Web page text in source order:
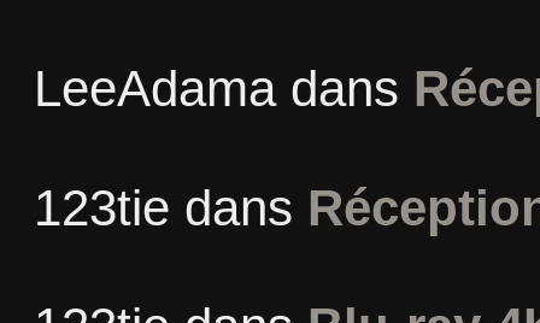
LeeAdamadans
123tie dans